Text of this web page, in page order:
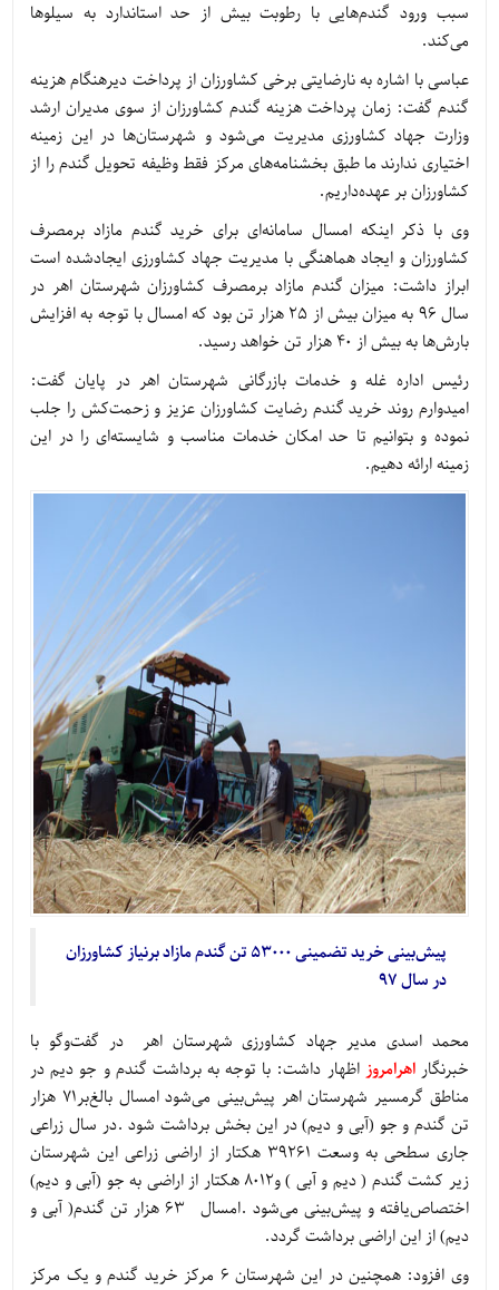
سبب ورود گندم‌هایی با رطوبت بیش از حد استاندارد به سیلوها
می‌کند.
عباسی با اشاره به نارضایتی برخی کشاورزان از پرداخت دیرهنگام هزینه
گندم گفت: زمان پرداخت هزینه گندم کشاورزان از سوی مدیران ارشد
وزارت جهاد کشاورزی مدیریت می‌شود و شهرستان‌ها در این زمینه
اختیاری ندارند ما طبق بخشنامه‌های مرکز فقط وظیفه تحویل گندم را از
کشاورزان بر عهده‌داریم.
وی با ذکر اینکه امسال سامانه‌ای برای خرید گندم مازاد برمصرف
کشاورزان و ایجاد هماهنگی با مدیریت جهاد کشاورزی ایجادشده است
ابراز داشت: میزان گندم مازاد برمصرف کشاورزان شهرستان اهر در
سال 96 به میزان بیش از 25 هزار تن بود که امسال با توجه به افزایش
بارش‌ها به بیش از 40 هزار تن خواهد رسید.
رئیس اداره غله و خدمات بازرگانی شهرستان اهر در پایان گفت:
امیدوارم روند خرید گندم رضایت کشاورزان عزیز و زحمت‌کش را جلب
نموده و بتوانیم تا حد امکان خدمات مناسب و شایسته‌ای را در این
زمینه ارائه دهیم.
پیش‌بینی خرید تضمینی 53000 تن گندم مازاد برنیاز کشاورزان
در سال 97
محمد اسدی مدیر جهاد کشاورزی شهرستان اهر در گفت‌وگو با
خبرنگاراهرامروز اظهار داشت: با توجه به برداشت گندم و جو دیم در
مناطق گرمسیر شهرستان اهر پیش‌بینی می‌شود امسال بالغ‌بر71 هزار
تن گندم و جو (آبی و دیم) در این بخش برداشت شود .در سال زراعی
جاری سطحی به وسعت 39261 هکتار از اراضی زراعی این شهرستان
زیر کشت گندم ( دیم و آبی ) و8012 هکتار از اراضی به جو (آبی و دیم)
اختصاص‌یافته و پیش‌بینی می‌شود .امسال 63 هزار تن گندم( آبی و
دیم) از این اراضی برداشت گردد.
وی افزود: همچنین در این شهرستان 6 مرکز خرید گندم و یک مرکز